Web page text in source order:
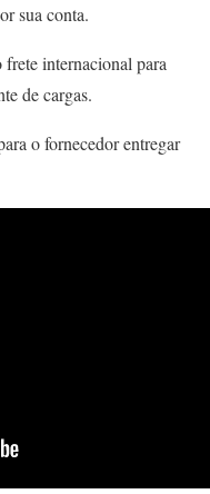
sua conta.
frete internacional para
de cargas.
o fornecedor entregar